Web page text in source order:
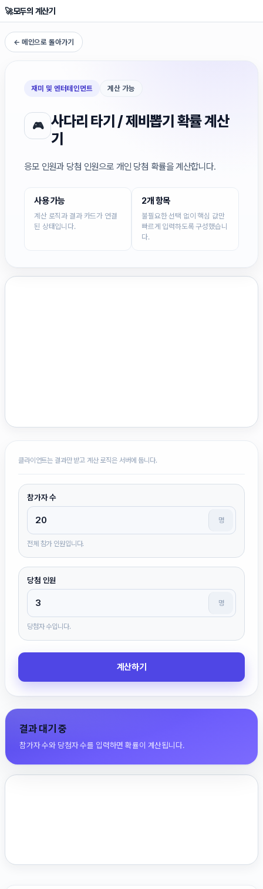
🚀모두의 계산기
← 메인으로 돌아가기
재미 및 엔터테인먼트 계산 가능
🎮
사다리 타기 / 제비뽑기 확률 계산
기
응모 인원과 당첨 인원으로 개인 당첨 확률을 계산합니다.
사용 가능
계산 로직과 결과 카드가 연결
된 상태입니다.
2개 항목
불필요한 선택 없이 핵심 값만
빠르게 입력하도록 구성했습니
다.
클라이언트는 결과만 받고 계산 로직은 서버에 둡니다.
참가자 수
명
전체 참가 인원입니다.
당첨 인원
명
당첨자 수입니다.
계산하기
결과 대기 중
참가자 수와 당첨자 수를 입력하면 확률이 계산됩니다.